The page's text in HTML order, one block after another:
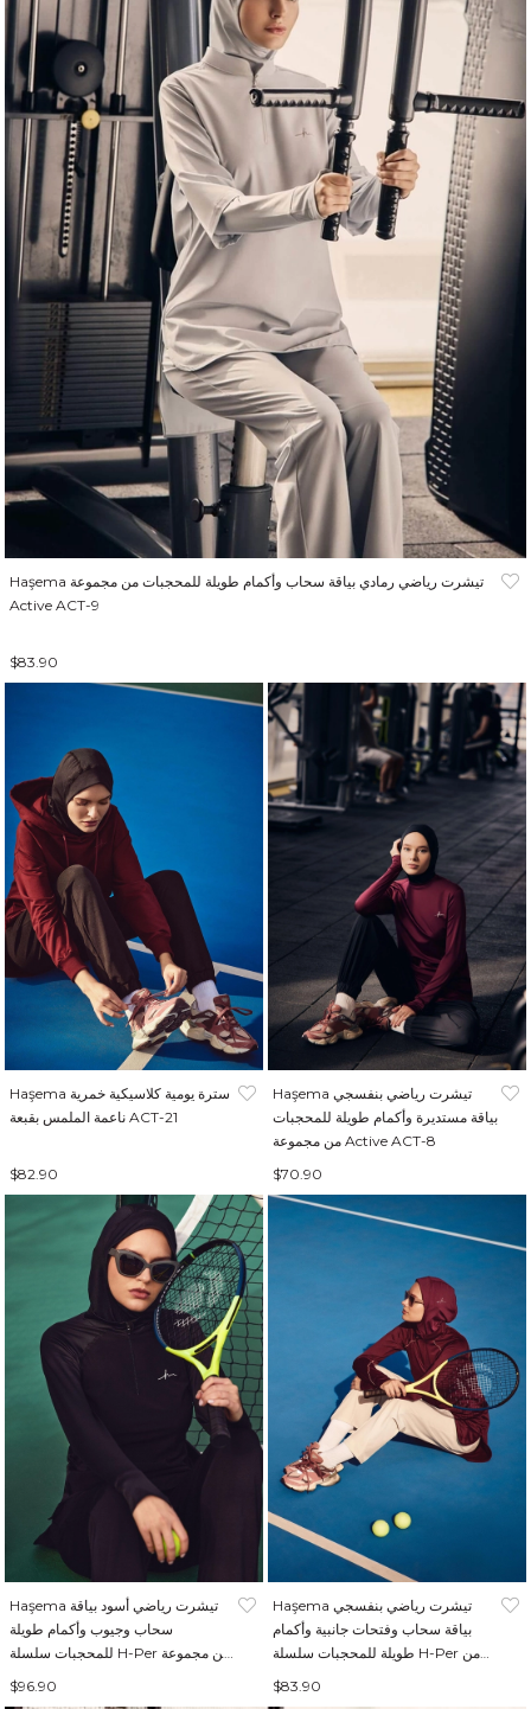
Haşema تيشرت رياضي رمادي بياقة سحاب وأكمام طويلة للمحجبات من مجموعة
Active ACT-9
$83.90
Haşema سترة يومية كلاسيكية خمرية
ناعمة الملمس بقبعة ACT-21
$82.90
Haşema تيشرت رياضي بنفسجي
بياقة مستديرة وأكمام طويلة للمحجبات
من مجموعة Active ACT-8
$70.90
Haşema تيشرت رياضي أسود بياقة
سحاب وجيوب وأكمام طويلة
للمحجبات سلسلة H-Per من مجموعة
Active ACT-7
$96.90
Haşema تيشرت رياضي بنفسجي
بياقة سحاب وفتحات جانبية وأكمام
طويلة للمحجبات سلسلة H-Per من
$83.90